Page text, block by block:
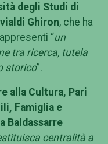
degli Studi di
Ghiron, che ha
“un
tra ricerca, tutela
storico”.
alla Cultura, Pari
Famiglia e
Baldassarre
centralità a